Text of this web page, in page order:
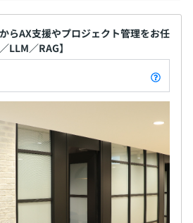
らAX支援やプロジェクト管理をお任
LLM／RAG】